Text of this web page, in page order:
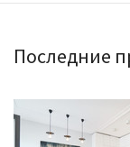
Последние